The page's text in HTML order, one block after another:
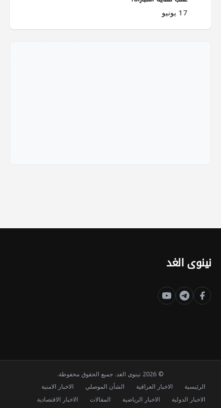
17 يونيو
نينوى الغد
© 2026 نينوى الغد. جميع الحقوق محفوظة.
الرئيسية
الاخبار العراقية الشأن الموصلي
الاخبار الامنية
الاخبار الدولية
الاخبار الرياضية المقالات
الاخبار الاقتصادية